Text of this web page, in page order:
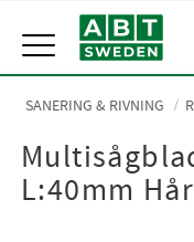
Meny
SANERING & RIVNING
L:40mm